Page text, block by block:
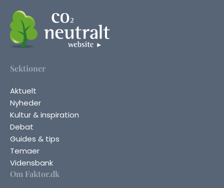
Sektioner
Aktuelt
Nyheder
Kultur & inspiration
Debat
Guides & tips
Temaer
Vidensbank
Om Faktor.dk